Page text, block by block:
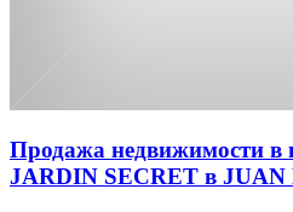
Продажа недвижимости в
JARDIN SECRET в JUAN